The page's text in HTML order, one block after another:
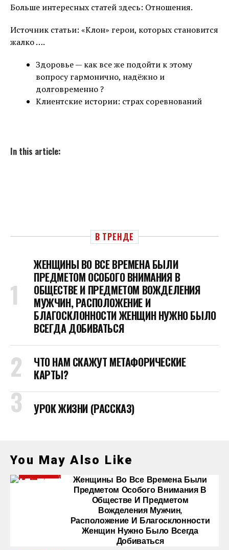
Больше интересных статей здесь: Отношения.
Источник статьи: «Клон» герои, которых становится
жалко ….
Здоровье — как все же подойти к этому
вопросу гармонично, надёжно и
долговременно ?
Клиентские истории: страх соревнований
In this article:
В ТРЕНДЕ
ЖЕНЩИНЫ ВО ВСЕ ВРЕМЕНА БЫЛИ
ПРЕДМЕТОМ ОСОБОГО ВНИМАНИЯ В
ОБЩЕСТВЕ И ПРЕДМЕТОМ ВОЖДЕЛЕНИЯ
МУЖЧИН, РАСПОЛОЖЕНИЕ И
БЛАГОСКЛОННОСТИ ЖЕНЩИН НУЖНО БЫЛО
ВСЕГДА ДОБИВАТЬСЯ
ЧТО НАМ СКАЖУТ МЕТАФОРИЧЕСКИЕ
КАРТЫ?
УРОК ЖИЗНИ (РАССКАЗ)
You May Also Like
Женщины Во Все Времена Были
Предметом Особого Внимания В
Обществе И Предметом
Вожделения Мужчин,
Расположение И Благосклонности
Женщин Нужно Было Всегда
Добиваться